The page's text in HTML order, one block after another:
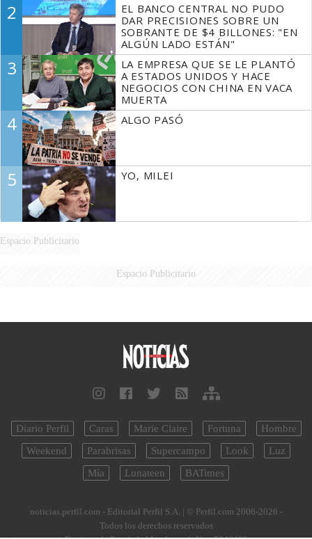
2
EL BANCO CENTRAL NO PUDO
DAR PRECISIONES SOBRE UN
SOBRANTE DE $4 BILLONES: "EN
ALGÚN LADO ESTÁN"
3
LA EMPRESA QUE SE LE PLANTÓ
A ESTADOS UNIDOS Y HACE
NEGOCIOS CON CHINA EN VACA
MUERTA
4 ALGO PASÓ
5 YO, MILEI
Espacio Publicitario
Espacio Publicitario
Diario Perfil Caras Marie Claire Fortuna
Hombre
Weekend
Parabrisas Supercampo Look
Luz
Mía
Lunateen BATimes
noticias.perfil.com - Editorial Perfil S.A. | © Perfil.com 2006-2026 -
Todos los derechos reservados